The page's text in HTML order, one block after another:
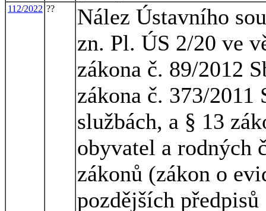
112/2022 ??
Nález Ústavního
zn. Pl. ÚS 2/20 ve
zákona č. 89/2012
zákona č. 373/
službách, a § 13
obyvatel a rodných
zákonů (zákon o
pozdějších předpisů